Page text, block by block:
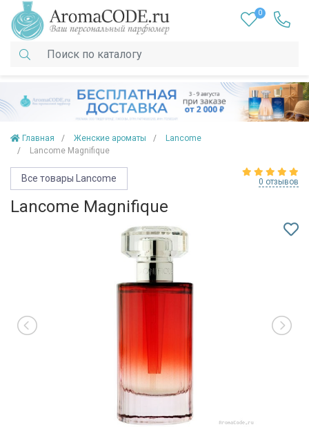
0
Главная Женские ароматы
Lancome
Lancome Magnifique
Все товары Lancome 0 отзывов
Lancome Magnifique